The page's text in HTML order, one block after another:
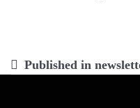
Navigazione
Published in